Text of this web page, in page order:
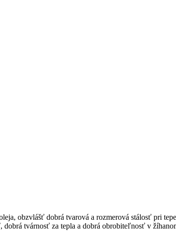
obzvlášť dobrá tvarová a rozmerová stálosť pri
tvárnosť za tepla a dobrá obrobiteľnosť v